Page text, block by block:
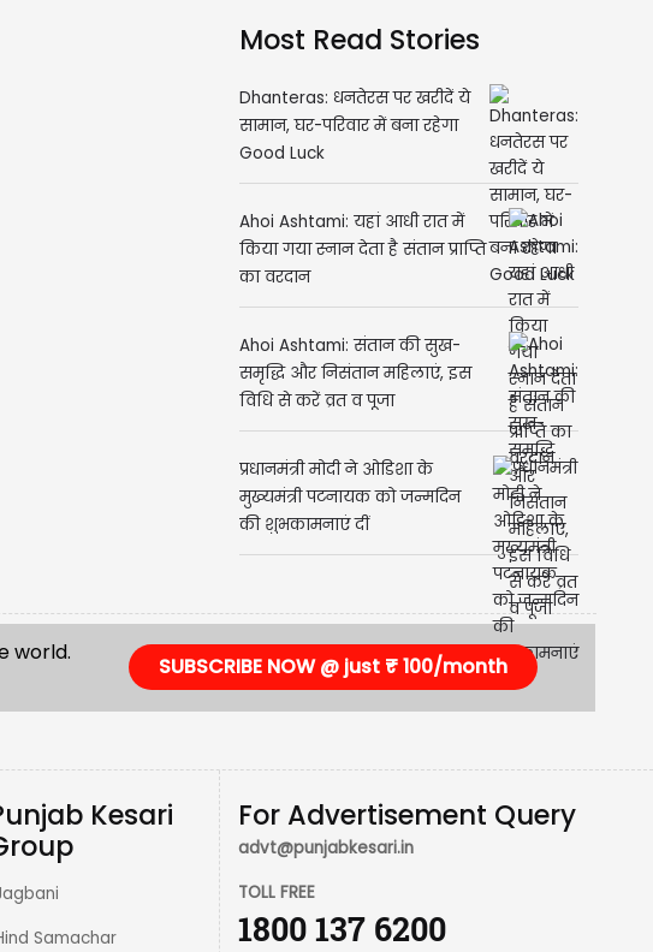
Most Read Stories
Dhanteras: धनतेरस पर खरीदें ये
सामान, घर-परिवार में बना रहेगा
Good Luck
Ahoi Ashtami: यहां आधी रात में
किया गया स्नान देता है संतान प्राप्ति
का वरदान
Ahoi Ashtami: संतान की सुख-
समृद्धि और निसंतान महिलाएं, इस
विधि से करें व्रत व पूजा
प्रधानमंत्री मोदी ने ओडिशा के
मुख्यमंत्री पटनायक को जन्मदिन
की शुभकामनाएं दीं
world.
SUBSCRIBE NOW @ just ₹ 100/month
Kesari
Samachar
For Advertisement Query
advt@punjabkesari.in
TOLL FREE
1800 137 6200